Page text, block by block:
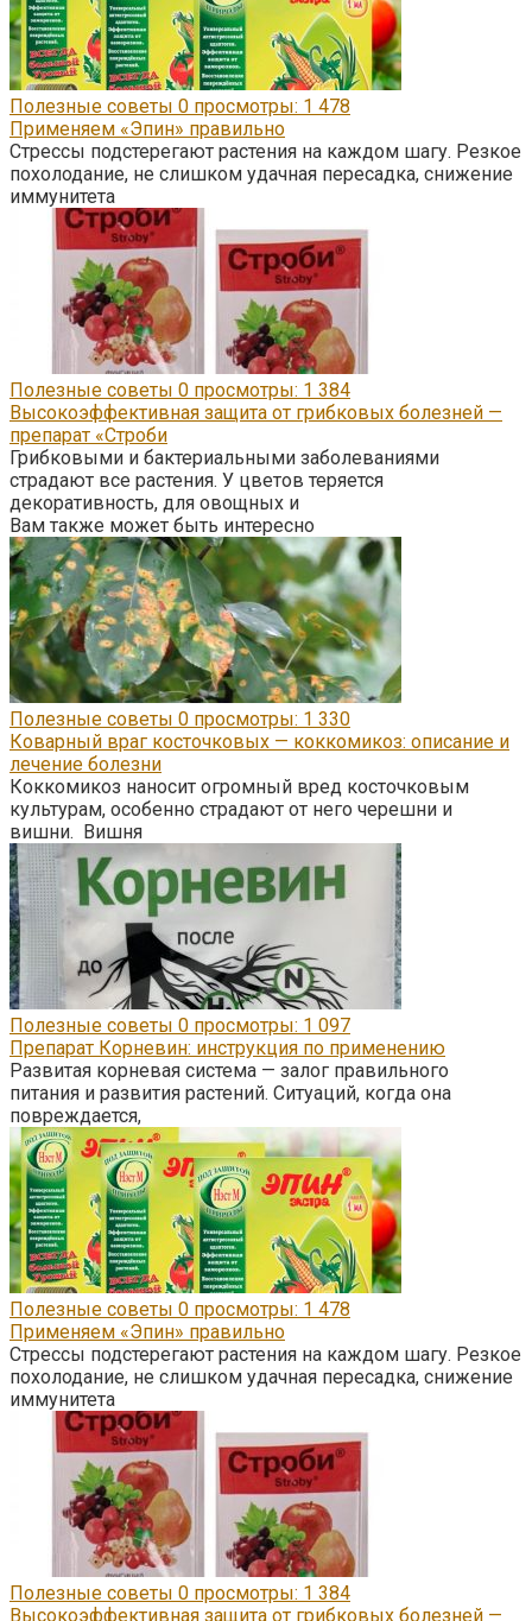
Полезные советы 0 просмотры: 1 478
Применяем «Эпин» правильно
Стрессы подстерегают растения на каждом шагу. Резкое
похолодание, не слишком удачная пересадка, снижение
иммунитета
Полезные советы 0 просмотры: 1 384
Высокоэффективная защита от грибковых болезней —
препарат «Строби
Грибковыми и бактериальными заболеваниями
страдают все растения. У цветов теряется
декоративность, для овощных и
Вам также может быть интересно
Полезные советы 0 просмотры: 1 330
Коварный враг косточковых — коккомикоз: описание и
лечение болезни
Коккомикоз наносит огромный вред косточковым
культурам, особенно страдают от него черешни и
вишни. Вишня
Полезные советы 0 просмотры: 1 097
Препарат Корневин: инструкция по применению
Развитая корневая система — залог правильного
питания и развития растений. Ситуаций, когда она
повреждается,
Полезные советы 0 просмотры: 1 478
Применяем «Эпин» правильно
Стрессы подстерегают растения на каждом шагу. Резкое
похолодание, не слишком удачная пересадка, снижение
иммунитета
Полезные советы 0 просмотры: 1 384
Высокоэффективная защита от грибковых болезней —